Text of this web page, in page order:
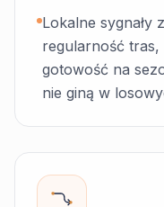
Lokalne sygnały
regularność
gotowość na
nie giną w